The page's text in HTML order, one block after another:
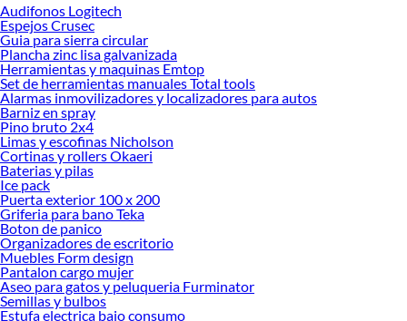
Desde remodelaciones hasta proyectos de decoración, estamos aquí para hacer
tus ideas realidad. ¡Visítanos y encuentra todo lo que tenemos para ofrecerte en
Limpiador Cocina!
Explora la variedad de productos de Limpiador Cocina en Sodimac
Herramientas, materiales y accesorios de calidad para tus proyectos y
renovación de espacios. ¡Visítanos y descubre todo lo que tenemos para
ofrecerte!
Encuentra una amplia variedad de productos de Limpiador Cocina en Sodimac.
Encuentra todo lo necesario para tus proyectos de renovación y decoración.
¡Visítanos y haz tus ideas realidad!
Audifonos Logitech
Espejos Crusec
Guia para sierra circular
Plancha zinc lisa galvanizada
Herramientas y maquinas Emtop
Set de herramientas manuales Total tools
Alarmas inmovilizadores y localizadores para autos
Barniz en spray
Pino bruto 2x4
Limas y escofinas Nicholson
Cortinas y rollers Okaeri
Baterias y pilas
Ice pack
Puerta exterior 100 x 200
Griferia para bano Teka
Boton de panico
Organizadores de escritorio
Muebles Form design
Pantalon cargo mujer
Aseo para gatos y peluqueria Furminator
Semillas y bulbos
Estufa electrica bajo consumo